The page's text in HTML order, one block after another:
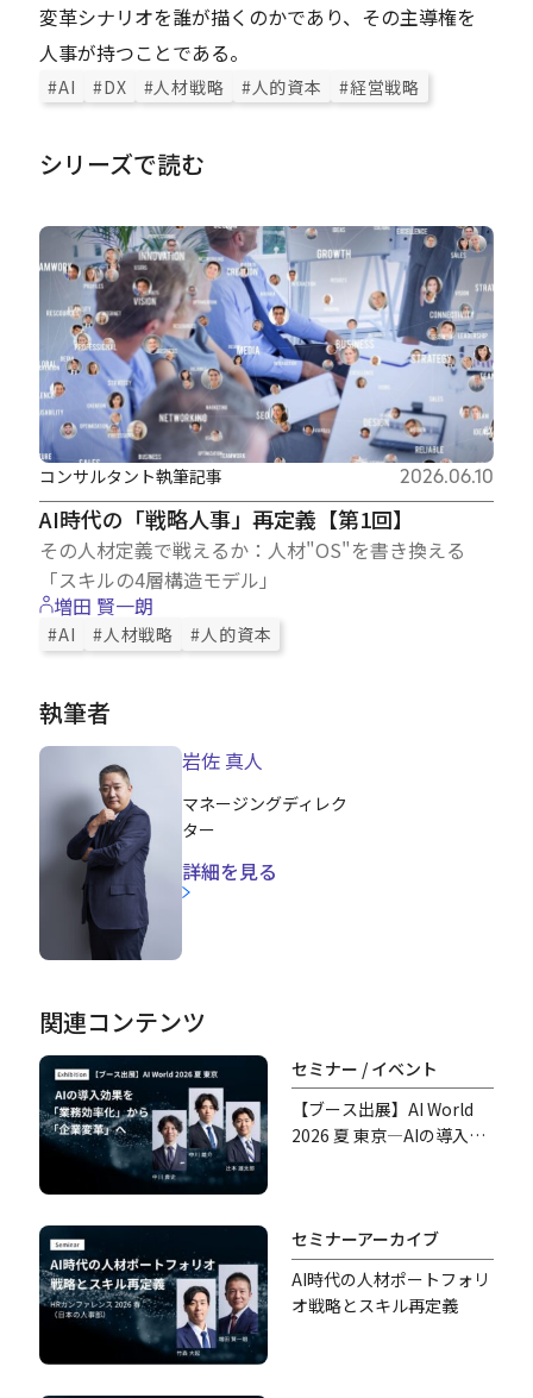
変革シナリオを誰が描くのかであり、その主導権を
人事が持つことである。
#AI #DX #人材戦略 #人的資本 #経営戦略
シリーズで読む
AI時代の「戦略人事」再定義【第1回】
その人材定義で戦えるか：人材"OS"を書き換える
「スキルの4層構造モデル」
コンサルタント執筆記事 2026.06.10
増田 賢一朗
#AI #人材戦略 #人的資本
執筆者
岩佐 真人
マネージングディレク
ター
詳細を見る
関連コンテンツ
セミナー / イベント
【ブース出展】AI World
2026 夏 東京―AIの導入効
セミナーアーカイブ
AI時代の人材ポートフォリ
オ戦略とスキル再定義